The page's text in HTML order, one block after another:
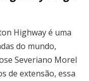
Highway é uma
do mundo,
Severiano Morel
de extensão, essa